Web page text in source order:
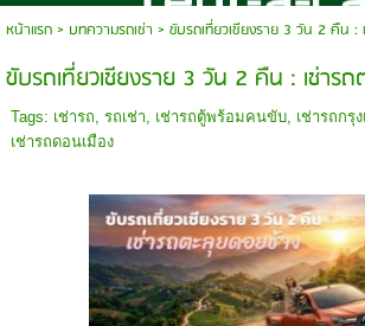
หน้าแรก> บทความรถเช่า > ขับรถเที่ยวเชียงราย 3 วัน 2 คืน :
ขับรถเที่ยวเชียงราย 3 วัน 2 คืน : เช่าร
Tags: เช่ารถ, รถเช่า, เช่ารถตู้พร้อมคนขับ, เช่ารถกรุ
เช่ารถดอนเมือง